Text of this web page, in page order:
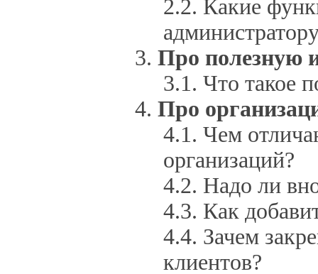
Какие
Про полезную
Что такое
Про
Чем
организаций?
Надо ли
Как
Зачем
клиентов?